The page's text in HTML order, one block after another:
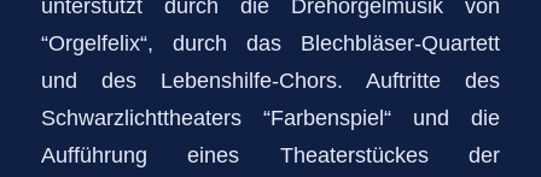
“Orgelfelix“, durch das Blechbläser-Quartett
und des Lebenshilfe-Chors. Auftritte des
Schwarzlichttheaters “Farbenspiel“ und die
Aufführung eines Theaterstückes der